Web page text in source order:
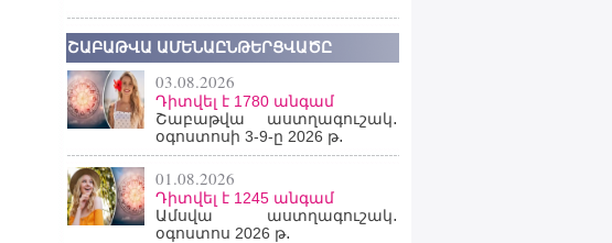
ՇԱԲԱԹՎԱ ԱՄԵՆԱԸՆԹԵՐՑՎԱԾԸ
03.08.2026
Դիտվել է 1780 անգամ
Շաբաթվա աստղագուշակ․
օգոստոսի 3-9-ը 2026 թ․
01.08.2026
Դիտվել է 1245 անգամ
Ամսվա աստղագուշակ․
օգոստոս 2026 թ․